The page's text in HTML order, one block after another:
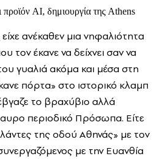
προϊόν AI, δημιουργία της Athens
είχε ανέκαθεν μια νηφαλιότητα
τον έκανε να δείχνει σαν να
γυαλιά ακόμα και μέσα στη
πόρτα» στο ιστορικό κλαμπ
το βραχύβιο αλλά
περιοδικό Πρόσωπα. Είτε
της οδού Αθηνάς» με τον
με την Ευανθία